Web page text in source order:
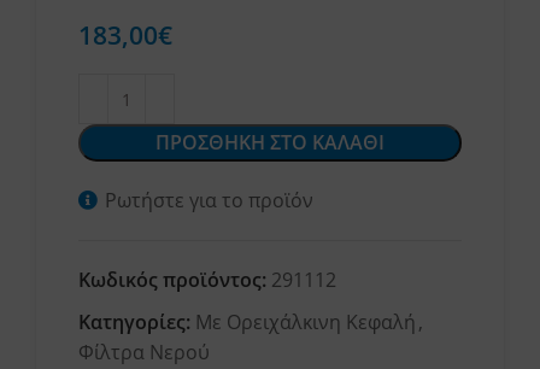
183,00€
ΠΡΟΣΘΗΚΗ ΣΤΟ ΚΑΛΑΘΙ
Ρωτήστε για το προϊόν
Κωδικός προϊόντος: 291112
Κατηγορίες: Με Ορειχάλκινη Κεφαλή,
Φίλτρα Νερού